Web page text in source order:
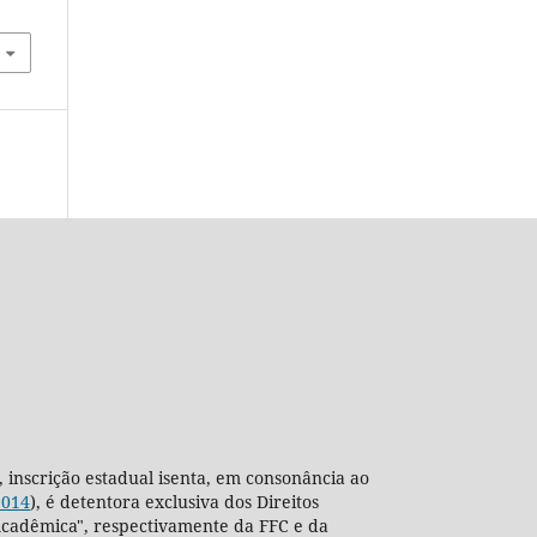
inscrição estadual isenta, em consonância ao
), é detentora exclusiva dos Direitos
respectivamente da FFC e da